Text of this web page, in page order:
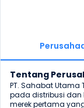
Tentang
PT. Sahabat
pada distribusi dan
merek pertama